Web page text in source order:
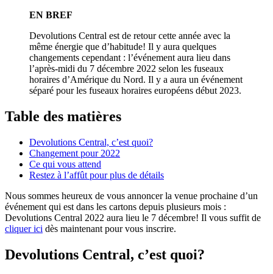
EN BREF
Devolutions Central est de retour cette année avec la
même énergie que d’habitude! Il y aura quelques
changements cependant : l’événement aura lieu dans
l’après-midi du 7 décembre 2022 selon les fuseaux
horaires d’Amérique du Nord. Il y a aura un événement
séparé pour les fuseaux horaires européens début 2023.
Table des matières
Devolutions Central, c’est quoi?
Changement pour 2022
Ce qui vous attend
Restez à l’affût pour plus de détails
Nous sommes heureux de vous annoncer la venue prochaine d’un
événement qui est dans les cartons depuis plusieurs mois :
Devolutions Central 2022 aura lieu le 7 décembre! Il vous suffit de
cliquer ici dès maintenant pour vous inscrire.
Devolutions Central, c’est quoi?